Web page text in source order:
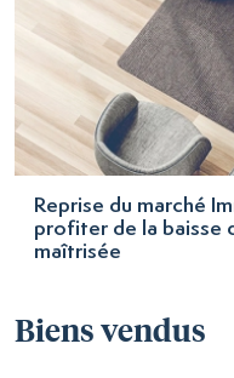
Reprise du marché
profiter de la baisse
maîtrisée
Biens vendus